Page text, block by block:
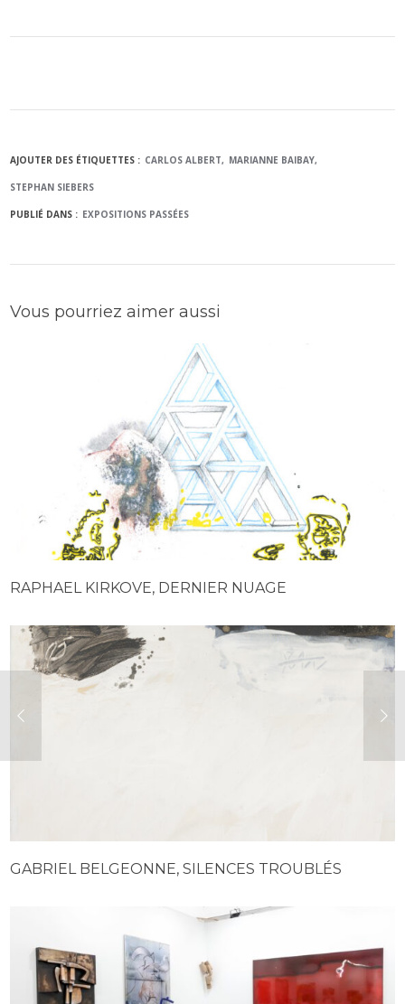
AJOUTER DES ÉTIQUETTES : CARLOS ALBERT MARIANNE BAIBAY
STEPHAN SIEBERS
PUBLIÉ DANS : EXPOSITIONS PASSÉES
Vous pourriez aimer aussi
RAPHAEL KIRKOVE, DERNIER NUAGE
GABRIEL BELGEONNE, SILENCES TROUBLÉS